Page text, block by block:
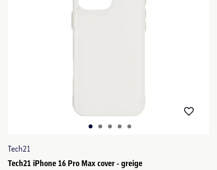
Tech21
Tech21 iPhone 16 Pro Max cover - greige